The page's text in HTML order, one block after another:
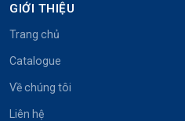
GIỚI THIỆU
Trang chủ
Catalogue
Về chúng tôi
Liên hệ